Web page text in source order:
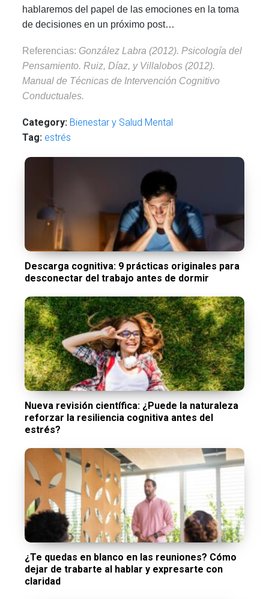
hablaremos del papel de las emociones en la toma
de decisiones en un próximo post…
Referencias: González Labra (2012).Psicología del
Pensamiento.Ruiz, Díaz, y Villalobos (2012).
Manual de Técnicas de Intervención Cognitivo
Conductuales.
Category: Bienestar y Salud Mental
Tag: estrés
Descarga cognitiva: 9 prácticas originales para
desconectar del trabajo antes de dormir
Nueva revisión científica: ¿Puede la naturaleza
reforzar la resiliencia cognitiva antes del
estrés?
¿Te quedas en blanco en las reuniones? Cómo
dejar de trabarte al hablar y expresarte con
claridad